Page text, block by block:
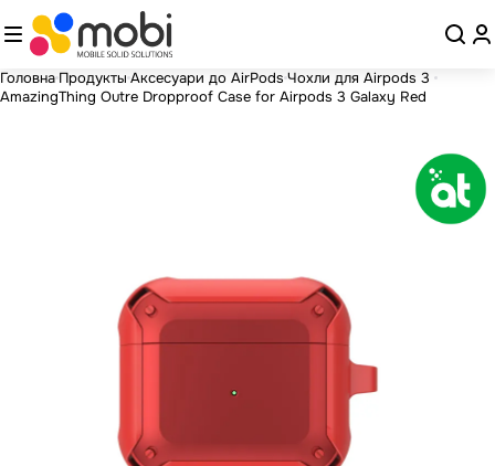
Головна Продукты Аксесуари до AirPods Чохли для Airpods 3
AmazingThing Outre Dropproof Case for Airpods 3 Galaxy Red